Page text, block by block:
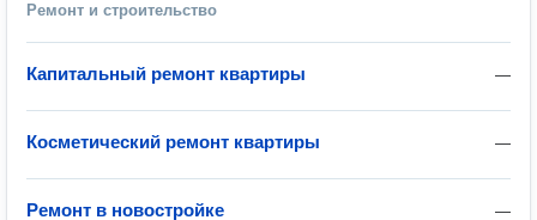
Ремонт и строительство
—
Капитальный ремонт квартиры
—
Косметический ремонт квартиры
—
Ремонт в новостройке